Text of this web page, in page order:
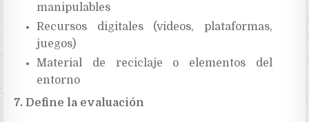
manipulables
Recursos digitales (videos, plataformas,
juegos)
Material de reciclaje o elementos del
entorno
7. Define la evaluación